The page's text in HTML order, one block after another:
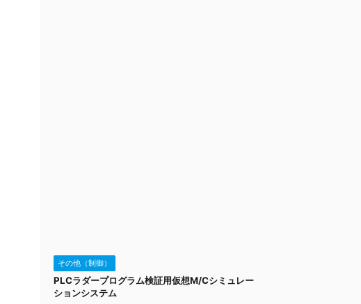
その他（制御）
PLCラダープログラム検証用仮想M/Cシミュレー
ションシステム